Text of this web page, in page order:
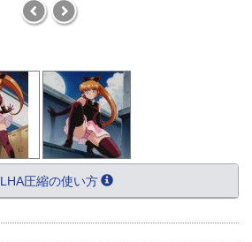
LHA圧縮の使い方